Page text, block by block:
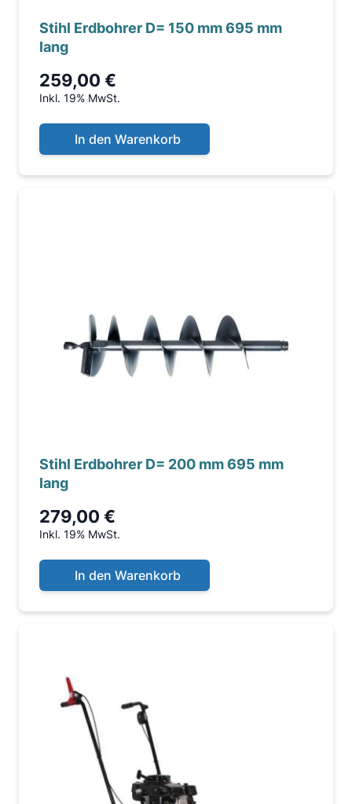
Stihl Erdbohrer D= 150 mm 695 mm
lang
259,00 €
Inkl. 19% MwSt.
In den Warenkorb
Stihl Erdbohrer D= 200 mm 695 mm
lang
279,00 €
Inkl. 19% MwSt.
In den Warenkorb